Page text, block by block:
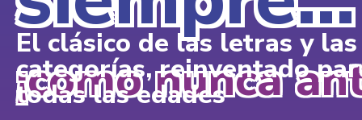
¡como nunca
El clásico de las letras y las
categorías, reinventado
todas las edades